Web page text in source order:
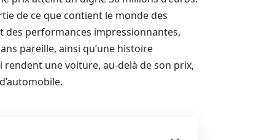
de ce que contient le monde des
des performances impressionnantes,
pareille, ainsi qu’une histoire
une voiture, au-delà de son prix,